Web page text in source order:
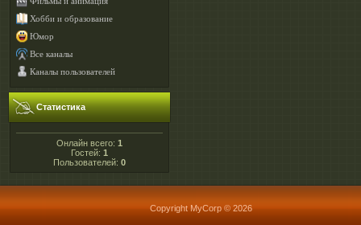
Хобби и образование
Юмор
Все каналы
Каналы пользователей
Статистика
Онлайн всего: 1
Гостей: 1
Пользователей: 0
Copyright MyCorp © 2026